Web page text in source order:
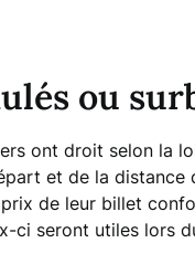
ou
ont droit selon la
et de la
de leur billet
seront utiles lors